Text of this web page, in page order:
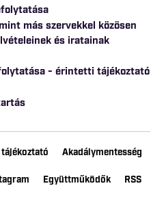
más szervekkel közösen
és iratainak
- érintetti tájékoztató
Akadálymentesség
Együttműködők RSS